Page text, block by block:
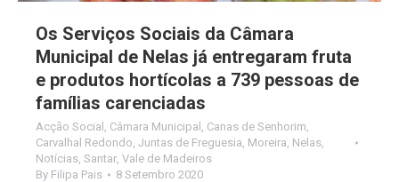
Os Serviços Sociais da Câmara
Municipal de Nelas já entregaram fruta
e produtos hortícolas a 739 pessoas de
famílias carenciadas
Acção Social Câmara Municipal Canas de Senhorim
Carvalhal Redondo Juntas de Freguesia Moreira Nelas
Notícias Santar Vale de Madeiros
By Filipa Pais 8 Setembro 2020